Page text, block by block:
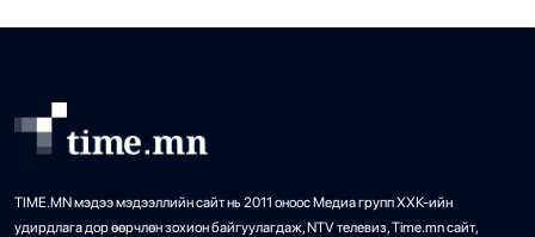
Дэлхий/АДМИН • 21 цаг 15 минутын өмнө
TIME.MN мэдээ мэдээллийн сайт нь 2011 оноос Медиа групп ХХК-ийн
удирдлага дор өөрчлөн зохион байгуулагдаж, NTV телевиз, Time.mn сайт,